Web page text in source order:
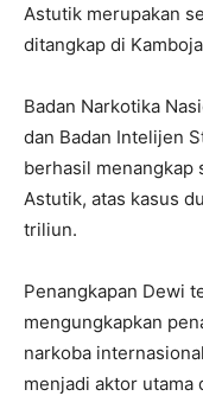
Astutik merupakan
ditangkap di
Badan Narkotika
dan Badan Intelijen
berhasil menangkap
Astutik, atas kasus
triliun.
Penangkapan Dewi
mengungkapkan
narkoba
menjadi aktor utama